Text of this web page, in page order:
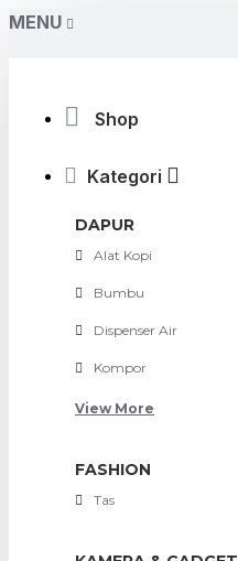
MENU
Shop
Kategori
DAPUR
Alat Kopi
Bumbu
Dispenser Air
Kompor
View More
FASHION
Tas